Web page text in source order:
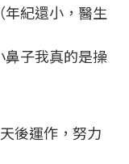
紀還小，醫生
子我真的是操
後運作，努力